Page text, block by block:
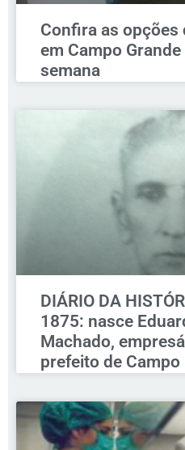
Confira as
em Campo
semana
DIÁRIO DA
1875: nasce
Machado,
prefeito de Campo